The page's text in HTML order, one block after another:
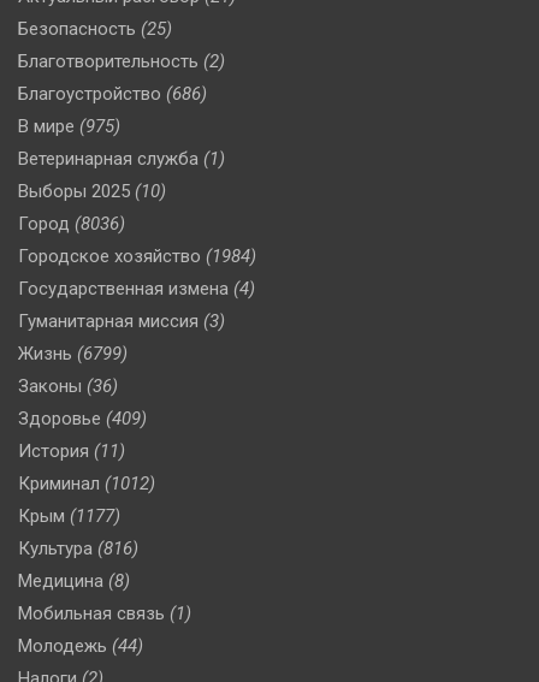
Безопасность (25)
Благотворительность (2)
Благоустройство (686)
В мире (975)
Ветеринарная служба (1)
Выборы 2025 (10)
Город (8036)
Городское хозяйство (1984)
Государственная измена (4)
Гуманитарная миссия (3)
Жизнь (6799)
Законы (36)
Здоровье (409)
История (11)
Криминал (1012)
Крым (1177)
Культура (816)
Медицина (8)
Мобильная связь (1)
Молодежь (44)